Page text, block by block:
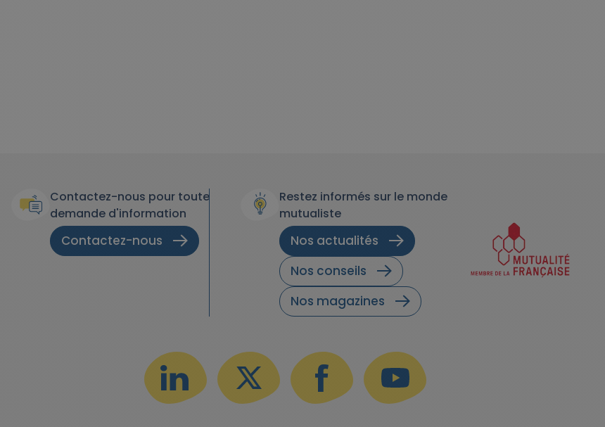
Contactez-nous pour toute
demande d'information
Contactez-nous
Restez informés sur le monde
mutualiste
Nos actualités
Nos conseils
Nos magazines